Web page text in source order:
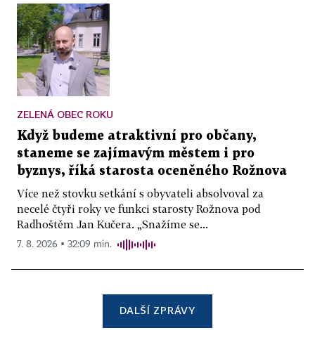
ZELENÁ OBEC ROKU
Když budeme atraktivní pro občany,
staneme se zajímavým městem i pro
byznys, říká starosta oceněného Rožnova
Více než stovku setkání s obyvateli absolvoval za
necelé čtyři roky ve funkci starosty Rožnova pod
Radhoštěm Jan Kučera. „Snažíme se...
7. 8. 2026 ▪ 32:09 min.
DALŠÍ ZPRÁVY